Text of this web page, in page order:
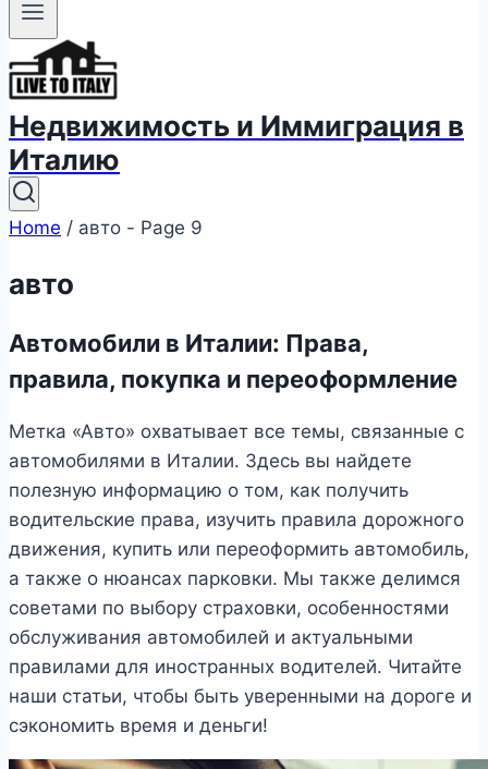
Недвижимость и Иммиграция в
Италию
Home / авто - Page 9
авто
Автомобили в Италии: Права,
правила, покупка и переоформление
Метка «Авто» охватывает все темы, связанные с
автомобилями в Италии. Здесь вы найдете
полезную информацию о том, как получить
водительские права, изучить правила дорожного
движения, купить или переоформить автомобиль,
а также о нюансах парковки. Мы также делимся
советами по выбору страховки, особенностями
обслуживания автомобилей и актуальными
правилами для иностранных водителей. Читайте
наши статьи, чтобы быть уверенными на дороге и
сэкономить время и деньги!